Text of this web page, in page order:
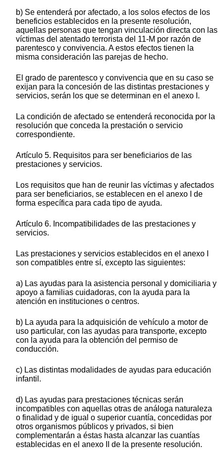
b) Se entenderá por afectado, a los solos efectos de los
beneficios establecidos en la presente resolución,
aquellas personas que tengan vinculación directa con las
víctimas del atentado terrorista del 11-M por razón de
parentesco y convivencia. A estos efectos tienen la
misma consideración las parejas de hecho.
El grado de parentesco y convivencia que en su caso se
exijan para la concesión de las distintas prestaciones y
servicios, serán los que se determinan en el anexo I.
La condición de afectado se entenderá reconocida por la
resolución que conceda la prestación o servicio
correspondiente.
Artículo 5. Requisitos para ser beneficiarios de las
prestaciones y servicios.
Los requisitos que han de reunir las víctimas y afectados
para ser beneficiarios, se establecen en el anexo I de
forma específica para cada tipo de ayuda.
Artículo 6. Incompatibilidades de las prestaciones y
servicios.
Las prestaciones y servicios establecidos en el anexo I
son compatibles entre sí, excepto las siguientes:
a) Las ayudas para la asistencia personal y domiciliaria y
apoyo a familias cuidadoras, con la ayuda para la
atención en instituciones o centros.
b) La ayuda para la adquisición de vehículo a motor de
uso particular, con las ayudas para transporte, excepto
con la ayuda para la obtención del permiso de
conducción.
c) Las distintas modalidades de ayudas para educación
infantil.
d) Las ayudas para prestaciones técnicas serán
incompatibles con aquellas otras de análoga naturaleza
o finalidad y de igual o superior cuantía, concedidas por
otros organismos públicos y privados, si bien
complementarán a éstas hasta alcanzar las cuantías
establecidas en el anexo II de la presente resolución.